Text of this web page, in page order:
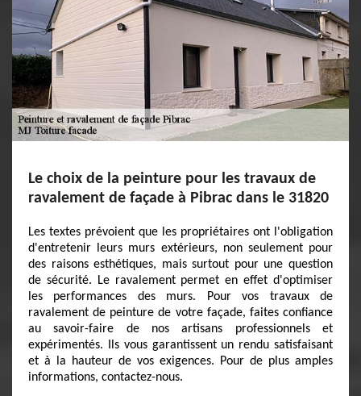
Le choix de la peinture pour les travaux de
ravalement de façade à Pibrac dans le 31820
Les textes prévoient que les propriétaires ont l'obligation
d'entretenir leurs murs extérieurs, non seulement pour
des raisons esthétiques, mais surtout pour une question
de sécurité. Le ravalement permet en effet d'optimiser
les performances des murs. Pour vos travaux de
ravalement de peinture de votre façade, faites confiance
au savoir-faire de nos artisans professionnels et
expérimentés. Ils vous garantissent un rendu satisfaisant
et à la hauteur de vos exigences. Pour de plus amples
informations, contactez-nous.